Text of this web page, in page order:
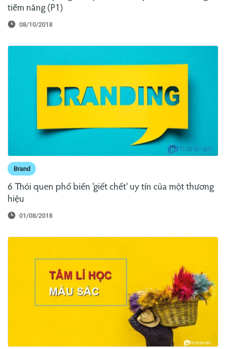
tiềm năng (P1)
08/10/2018
Brand
6 Thói quen phổ biến 'giết chết' uy tín của một thương
hiệu
01/08/2018